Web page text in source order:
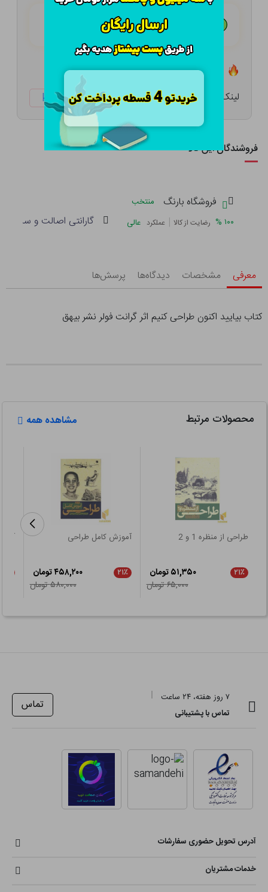
هـر قسط با تــرب‌پــی:
تعداد ۰ عدد در انبار موجود است
لینک کوتاه: ketabtala.com/sbp-8717
فروشندگان این کالا
فروشگاه بارنگ
منتخب
۱۰۰ % رضایت از کالا | عملکرد عالی گارانتی اصالت و سلامت
معرفی مشخصات دیدگاه‌ها پرسش‌ها
کتاب بیایید اکنون طراحی کنیم اثر گرانت فولر نشر بیهق
محصولات مرتبط مشاهده همه
طراحی از منظره 1 و 2
۲۱٪
۵۱,۳۵۰ تومان
۶۵,۰۰۰ تومان
آموزش کامل طراحی
۲۱٪
۴۵۸,۲۰۰ تومان
۵۸۰,۰۰۰ تومان
۷ روز هفته، ۲۴ ساعت
تماس با پشتیبانی
تماس
آدرس تحویل حضوری سفارشات
خدمات مشتریان